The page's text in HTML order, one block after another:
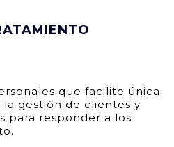
que facilite única
gestión de clientes y
para responder a los